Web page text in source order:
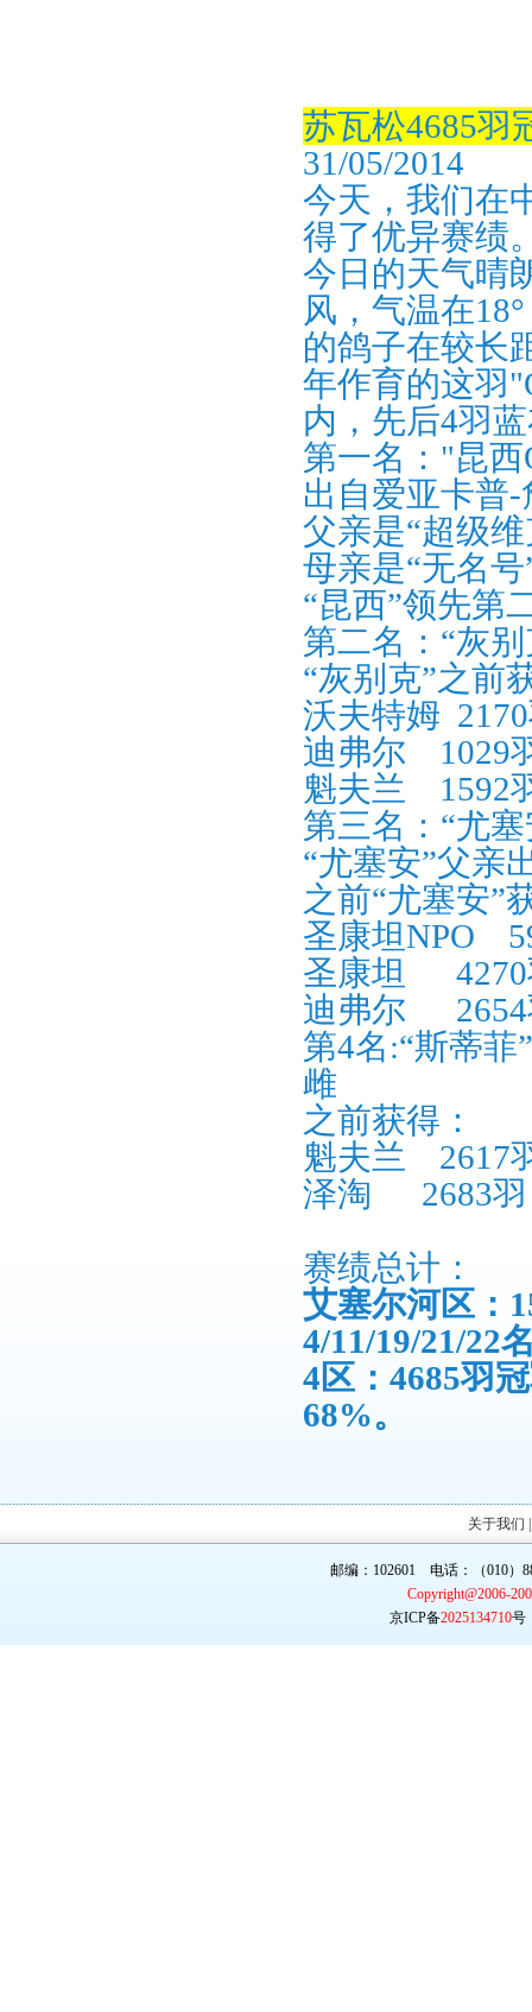
苏瓦松4685羽
31/05/2014
今天，我们在
得了优异赛绩
今日的天气晴
风，气温在18
的鸽子在较长
年作育的这羽
内，先后4羽
第一名： "昆西
出自爱亚卡普-
父亲是“超级
母亲是“无名号
“昆西”领先第
第二名：“灰别
“灰别克”之前
沃夫特姆 2170
迪弗尔 1029
魁夫兰 1592
第三名：“尤
“尤塞安”父亲
之前“尤塞安”
圣康坦NPO
圣康坦 4270
迪弗尔 2654
第4名:“斯蒂菲”
雌
之前获得：
魁夫兰 2617
泽淘 2683
赛绩总计：
艾塞尔河区：
4/11/19/21/22
4区： 4685羽
68%。
关于我们
邮编：102601 电话：（010）
Copyright@2006-
京ICP备2025134710号